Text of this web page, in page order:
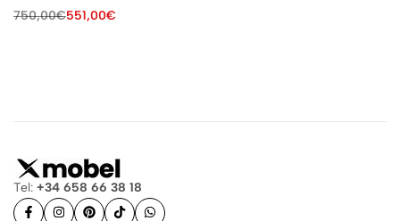
750,00€551,00€
Tel: +34 658 66 38 18